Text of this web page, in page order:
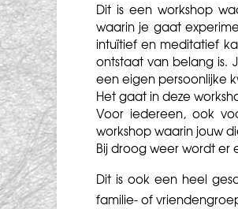
Dit is een workshop
waarin je gaat
intuïtief en meditatief
ontstaat van belang is.
een eigen persoonlijke
Het gaat in deze
Voor iedereen, ook
workshop waarin jouw
Bij droog weer wordt er
Dit is ook een heel
familie- of